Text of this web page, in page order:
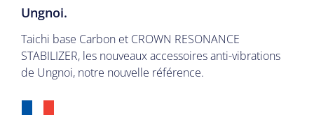
Ungnoi.
Taichi base Carbon et CROWN RESONANCE
STABILIZER, les nouveaux accessoires anti-vibrations
de Ungnoi, notre nouvelle référence.